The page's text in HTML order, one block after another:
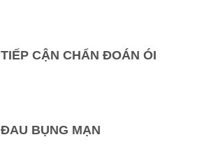
TIẾP CẬN CHẨN ĐOÁN ÓI
ĐAU BỤNG MẠN